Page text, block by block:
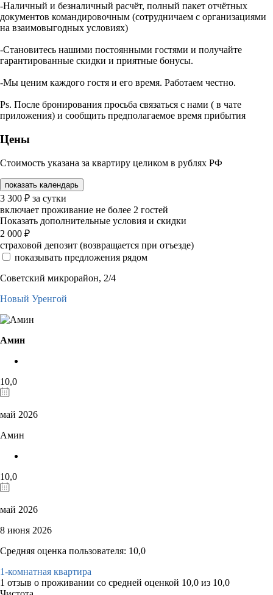
-Наличный и безналичный расчёт, полный пакет отчётных
документов командировочным (сотрудничаем с организациями
на взаимовыгодных условиях)
-Становитесь нашими постоянными гостями и получайте
гарантированные скидки и приятные бонусы.
-Мы ценим каждого гостя и его время. Работаем честно.
Ps. После бронирования просьба связаться с нами ( в чате
приложения) и сообщить предполагаемое время прибытия
Цены
Стоимость указана за квартиру целиком в рублях РФ
показать календарь
3 300 ₽ за сутки
включает проживание не более 2 гостей
Показать дополнительные условия и скидки
2 000 ₽
страховой депозит (возвращается при отъезде)
показывать предложения рядом
Советский микрорайон, 2/4
Новый Уренгой
Амин
10,0
май 2026
Амин
10,0
май 2026
8 июня 2026
Средняя оценка пользователя: 10,0
1-комнатная квартира
1 отзыв о проживании со средней оценкой 10,0 из 10,0